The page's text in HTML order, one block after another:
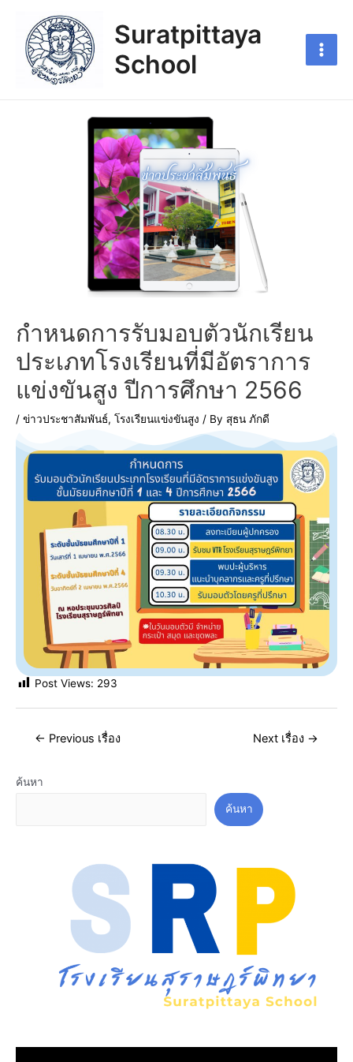
Suratpittaya
School
กำหนดการรับมอบตัวนักเรียน
ประเภทโรงเรียนที่มีอัตราการ
แข่งขันสูง ปีการศึกษา 2566
/ ข่าวประชาสัมพันธ์, โรงเรียนแข่งขันสูง / By สุธน ภักดี
Post Views: 293
← Previous เรื่อง Next เรื่อง →
ค้นหา
ค้นหา